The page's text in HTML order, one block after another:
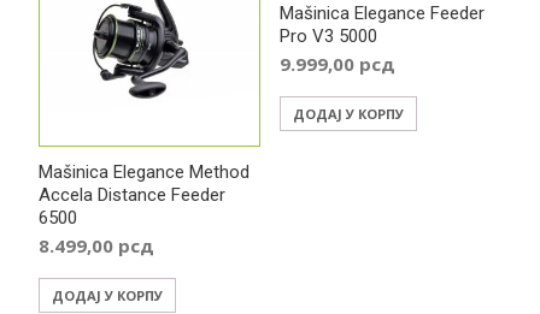
Mašinica Elegance Method
Accela Distance Feeder
6500
8.499,00 рсд
ДОДАЈ У КОРПУ
Mašinica Elegance Feeder
Pro V3 5000
9.999,00 рсд
ДОДАЈ У КОРПУ